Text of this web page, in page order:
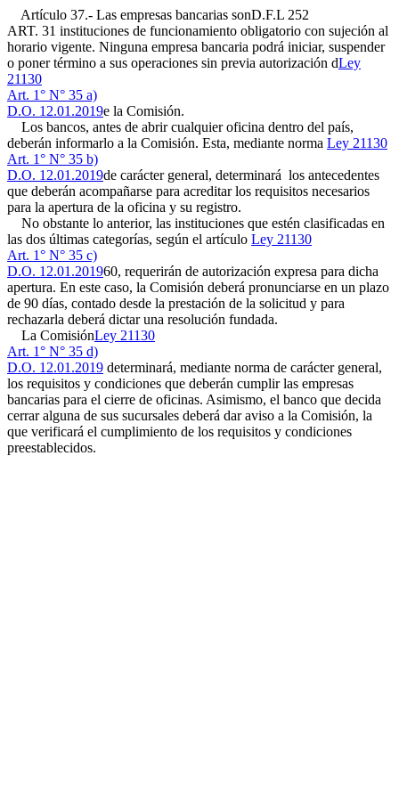
Artículo 37.- Las empresas bancarias sonD.F.L 252
ART. 31 instituciones de funcionamiento obligatorio con sujeción al
horario vigente. Ninguna empresa bancaria podrá iniciar, suspender
o poner término a sus operaciones sin previa autorización dLey
21130
Art. 1° N° 35 a)
D.O. 12.01.2019e la Comisión.
Los bancos, antes de abrir cualquier oficina dentro del país,
deberán informarlo a la Comisión. Esta, mediante norma Ley 21130
Art. 1° N° 35 b)
D.O. 12.01.2019de carácter general, determinará los antecedentes
que deberán acompañarse para acreditar los requisitos necesarios
para la apertura de la oficina y su registro.
No obstante lo anterior, las instituciones que estén clasificadas en
las dos últimas categorías, según el artículo Ley 21130
Art. 1° N° 35 c)
D.O. 12.01.201960, requerirán de autorización expresa para dicha
apertura. En este caso, la Comisión deberá pronunciarse en un plazo
de 90 días, contado desde la prestación de la solicitud y para
rechazarla deberá dictar una resolución fundada.
La ComisiónLey 21130
Art. 1° N° 35 d)
D.O. 12.01.2019 determinará, mediante norma de carácter general,
los requisitos y condiciones que deberán cumplir las empresas
bancarias para el cierre de oficinas. Asimismo, el banco que decida
cerrar alguna de sus sucursales deberá dar aviso a la Comisión, la
que verificará el cumplimiento de los requisitos y condiciones
preestablecidos.